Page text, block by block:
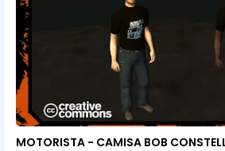
MOTORISTA - CAMISA BOB